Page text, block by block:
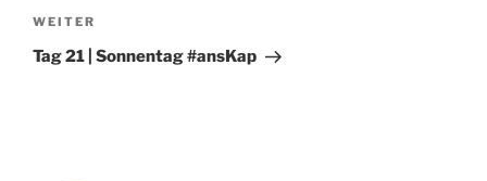
Nächster
Beitrag
WEITER
Tag 21 | Sonnentag #ansKap